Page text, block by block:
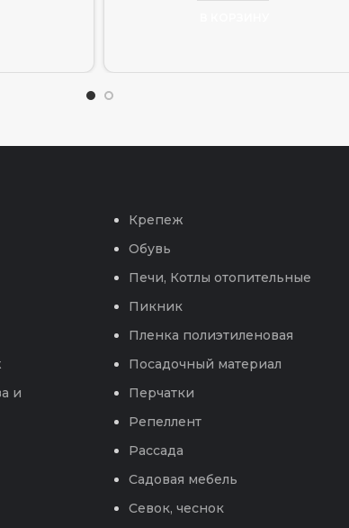
и
Крепеж
Обувь
Печи, Котлы отопительные
Пикник
Пленка полиэтиленовая
Посадочный материал
Перчатки
Репеллент
Рассада
Садовая мебель
Севок, чеснок